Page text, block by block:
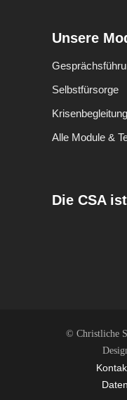
Unsere
Selbstfürsorge
Krisenbegleitung
Alle Module &
Die CSA
© Christliche